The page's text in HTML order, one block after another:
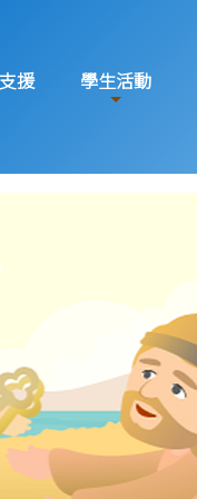
援 學生活動